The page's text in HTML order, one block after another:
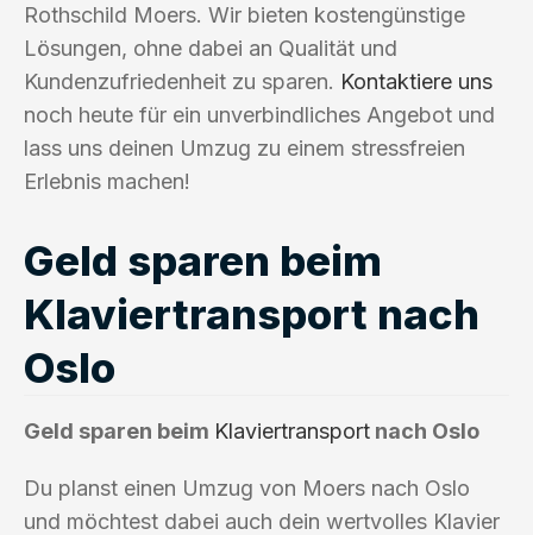
Rothschild Moers. Wir bieten kostengünstige
Lösungen, ohne dabei an Qualität und
Kundenzufriedenheit zu sparen. Kontaktiere uns
noch heute für ein unverbindliches Angebot und
lass uns deinen Umzug zu einem stressfreien
Erlebnis machen!
Geld sparen beim
Klaviertransport nach
Oslo
Geld sparen beim Klaviertransport nach Oslo
Du planst einen Umzug von Moers nach Oslo
und möchtest dabei auch dein wertvolles Klavier